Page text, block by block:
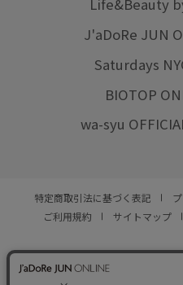
J'aDoRe JUN
Saturdays
BIOTOP
wa-syu
特定商取引法に基づく表記
ご利用規約
サイトマップ